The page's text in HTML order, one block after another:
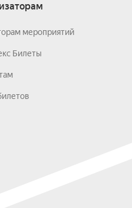
мероприятий
Билеты